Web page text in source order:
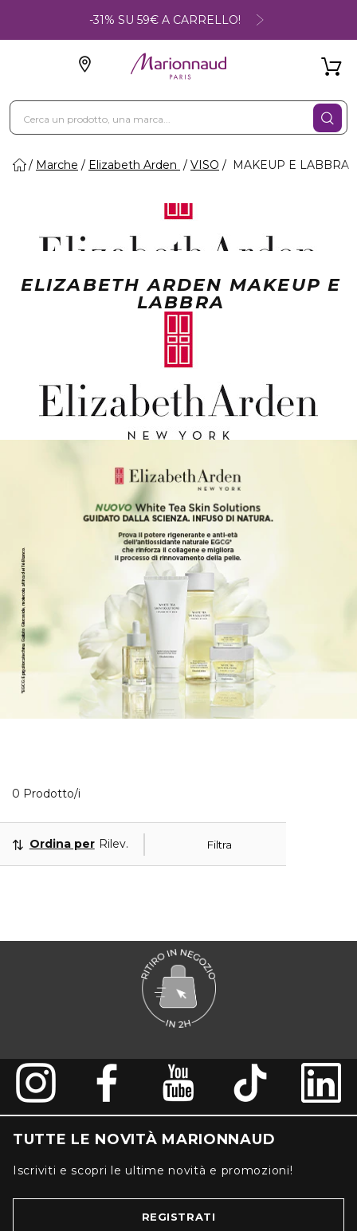
-31% SU 59€ A CARRELLO!
Marche Elizabeth Arden VISO MAKEUP E LABBRA
ELIZABETH ARDEN MAKEUP E
LABBRA
0 Prodotto/i
Filtra
Ordina per Rilevanza
TUTTE LE NOVITÀ MARIONNAUD
Iscriviti e scopri le ultime novità e promozioni!
REGISTRATI